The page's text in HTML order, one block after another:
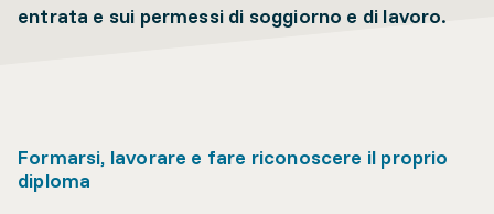
entrata e sui permessi di soggiorno e di lavoro.
Formarsi, lavorare e fare riconoscere il proprio
diploma